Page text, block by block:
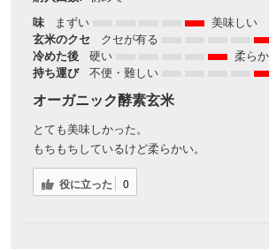
味
まずい
美味しい
玄米のクセ
クセが有る
冷めた後
硬い
柔ら
持ち運び
不便・難しい
オーガニック酵素玄米
とても美味しかった。
もちもちしているけど柔らかい。
役に立った 0